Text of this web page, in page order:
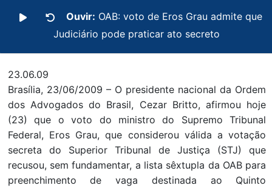
Ouvir: OAB: voto de Eros Grau admite que
Judiciário pode praticar ato secreto
23.06.09
Brasília, 23/06/2009 – O presidente nacional da Ordem
dos Advogados do Brasil, Cezar Britto, afirmou hoje
(23) que o voto do ministro do Supremo Tribunal
Federal, Eros Grau, que considerou válida a votação
secreta do Superior Tribunal de Justiça (STJ) que
recusou, sem fundamentar, a lista sêxtupla da OAB para
preenchimento de vaga destinada ao Quinto